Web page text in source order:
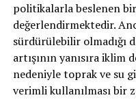
politikalarla beslenen
değerlendirmektedir.
sürdürülebilir olmadığı
artışının yanısıra iklim
nedeniyle toprak ve su
verimli kullanılması bir